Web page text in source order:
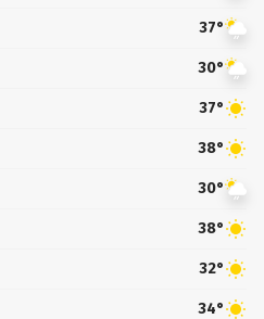
37°
30°
37°
38°
30°
38°
32°
34°